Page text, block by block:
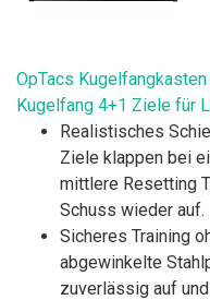
OpTacs
Kugelfang 4+1 Ziele für
Realistisches
Ziele klappen bei
mittlere Resetting
Schuss wieder auf.
Sicheres Training
abgewinkelte
zuverlässig auf